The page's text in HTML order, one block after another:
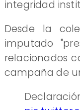
integridad
Desde la
imputado
relacionados
campaña de